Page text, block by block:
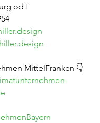
odT
MittelFranken 👇